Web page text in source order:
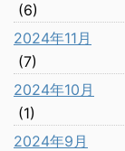
(6)
2024年11月
(7)
2024年10月
(1)
2024年9月